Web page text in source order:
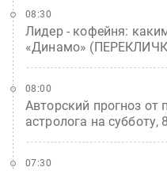
Лидер - кофейня:
«Динамо»
08:30
Авторский прогноз от
астролога на субботу,
08:00
07:30